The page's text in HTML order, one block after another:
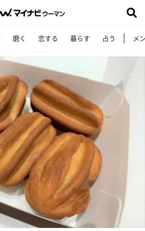
磨く 恋する 暮らす 占う メ